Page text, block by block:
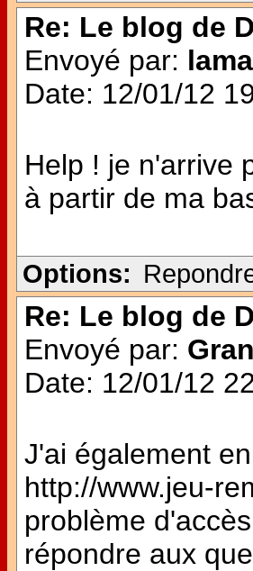
Re: Le blog de
Envoyé par: lama
Date: 12/01/12
Help ! je n'arrive
à partir de ma
Options:
Re: Le blog de
Envoyé par:
Date: 12/01/12
J'ai également
http://www.jeu-
problème
répondre aux